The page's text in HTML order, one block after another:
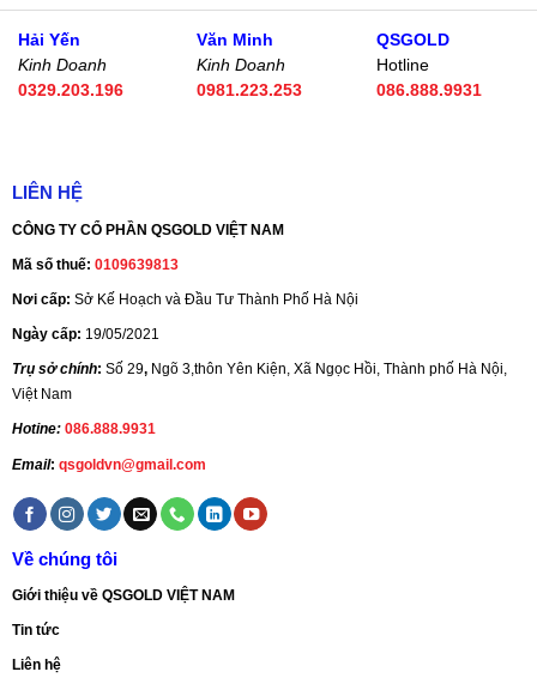
Hải Yến
Kinh Doanh
0329.203.196
Văn Minh
Kinh Doanh
0981.223.253
QSGOLD
Hotline
086.888.9931
LIÊN HỆ
CÔNG TY CỔ PHẦN QSGOLD VIỆT NAM
Mã số thuế: 0109639813
Nơi cấp: Sở Kế Hoạch và Đầu Tư Thành Phố Hà Nội
Ngày cấp: 19/05/2021
Trụ sở chính: Số 29, Ngõ 3,thôn Yên Kiện, Xã Ngọc Hồi, Thành phố Hà Nội,
Việt Nam
Hotine: 086.888.9931
Email: qsgoldvn@gmail.com
Về chúng tôi
Giới thiệu về QSGOLD VIỆT NAM
Tin tức
Liên hệ